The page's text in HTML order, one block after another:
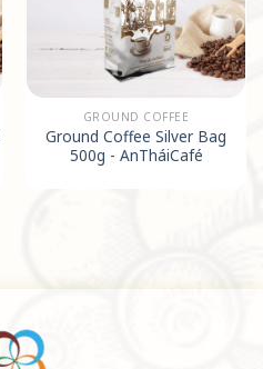
GROUND COFFEE
Ground Coffee Silver Bag
500g - AnTháiCafé